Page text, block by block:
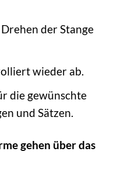
der Stange
wieder ab.
die gewünschte
und Sätzen.
gehen über das